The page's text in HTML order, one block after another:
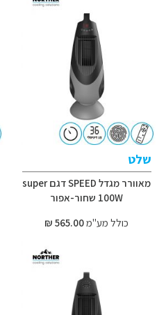
שלט
מאוורר מגדל SPEED דגם super
100W שחור-אפור
כולל מע"מ565.00 ₪